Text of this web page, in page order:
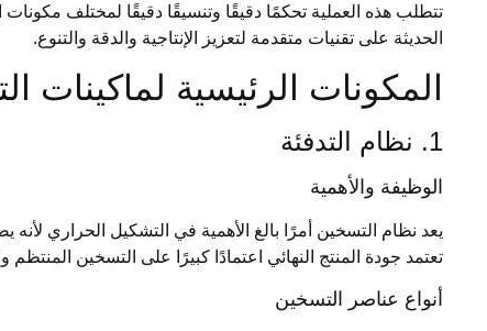
تتطلب هذه العملية تحكمًا دقيقًا وتنسيقًا دقيقًا لمختلف
الحديثة على تقنيات متقدمة لتعزيز الإنتاجية والدقة والتنوع.
المكونات الرئيسية لماكينات
1. نظام التدفئة
الوظيفة والأهمية
يعد نظام التسخين أمرًا بالغ الأهمية في التشكيل الحراري
تعتمد جودة المنتج النهائي اعتمادًا كبيرًا على التسخين المنتظم
أنواع عناصر التسخين